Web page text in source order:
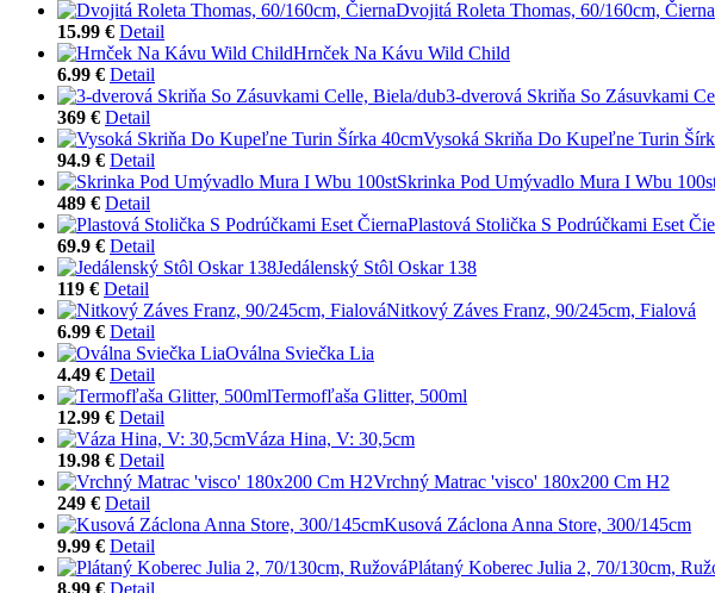
Dvojitá Roleta Thomas, 60/160cm, Čierna
15.99 € Detail
Hrnček Na Kávu Wild Child
6.99 € Detail
3-dverová Skriňa So Zásuvkami
369 € Detail
Vysoká Skriňa Do Kupeľne Turin
94.9 € Detail
Skrinka Pod Umývadlo Mura I Wbu
489 € Detail
Plastová Stolička S Podrúčkami Eset
69.9 € Detail
Jedálenský Stôl Oskar 138
119 € Detail
Nitkový Záves Franz, 90/245cm, Fialová
6.99 € Detail
Oválna Sviečka Lia
4.49 € Detail
Termofľaša Glitter, 500ml
12.99 € Detail
Váza Hina, V: 30,5cm
19.98 € Detail
Vrchný Matrac 'visco' 180x200 Cm H2
249 € Detail
Kusová Záclona Anna Store, 300/145cm
9.99 € Detail
Plátaný Koberec Julia 2, 70/130cm,
8.99 € Detail